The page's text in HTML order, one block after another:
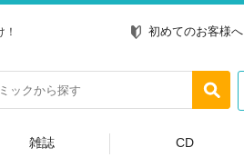
初めてのお客様へ
雑誌 CD